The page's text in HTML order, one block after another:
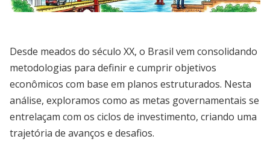
Desde meados do século XX, o Brasil vem consolidando
metodologias para definir e cumprir objetivos
econômicos com base em planos estruturados. Nesta
análise, exploramos como as metas governamentais se
entrelaçam com os ciclos de investimento, criando uma
trajetória de avanços e desafios.